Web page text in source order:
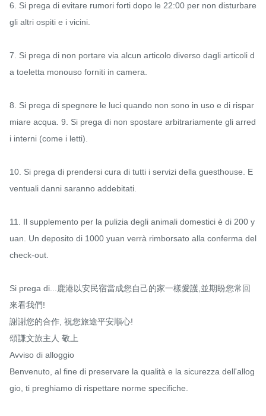
6. Si prega di evitare rumori forti dopo le 22:00 per non disturbare
gli altri ospiti e i vicini.
7. Si prega di non portare via alcun articolo diverso dagli articoli d
a toeletta monouso forniti in camera.
8. Si prega di spegnere le luci quando non sono in uso e di rispar
miare acqua. 9. Si prega di non spostare arbitrariamente gli arred
i interni (come i letti).
10. Si prega di prendersi cura di tutti i servizi della guesthouse. E
ventuali danni saranno addebitati.
11. Il supplemento per la pulizia degli animali domestici è di 200 y
uan. Un deposito di 1000 yuan verrà rimborsato alla conferma del
check-out.
Si prega di...鹿港以安民宿當成您自己的家一樣愛護,並期盼您常回
來看我們!
謝謝您的合作, 祝您旅途平安順心!
頌謙文旅主人 敬上
Avviso di alloggio
Benvenuto, al fine di preservare la qualità e la sicurezza dell'allog
gio, ti preghiamo di rispettare norme specifiche.